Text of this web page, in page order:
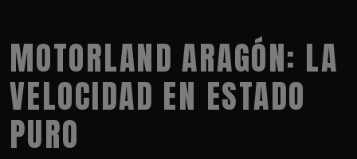
MOTORLAND ARAGÓN: LA
VELOCIDAD EN ESTADO
PURO